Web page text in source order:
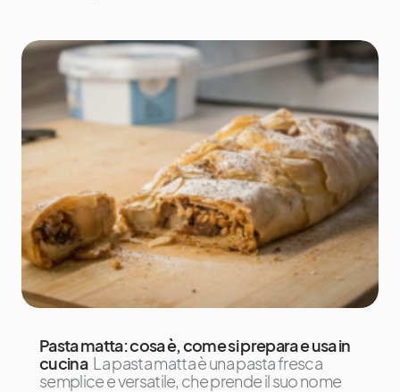
Pasta matta: cosa è, come si prepara e usa in
cucina La pasta matta è una pasta fresca
semplice e versatile, che prende il suo nome